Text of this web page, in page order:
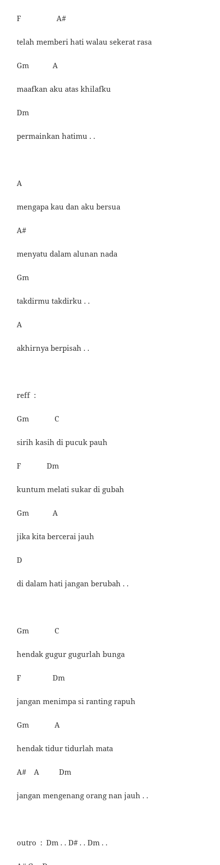
F A#
telah memberi hati walau sekerat rasa
Gm A
maafkan aku atas khilafku
Dm
permainkan hatimu . .
A
mengapa kau dan aku bersua
A#
menyatu dalam alunan nada
Gm
takdirmu takdirku . .
A
akhirnya berpisah . .
reff :
Gm C
sirih kasih di pucuk pauh
F Dm
kuntum melati sukar di gubah
Gm A
jika kita bercerai jauh
D
di dalam hati jangan berubah . .
Gm C
hendak gugur gugurlah bunga
F Dm
jangan menimpa si ranting rapuh
Gm A
hendak tidur tidurlah mata
A# A Dm
jangan mengenang orang nan jauh . .
outro : Dm . . D# . . Dm . .